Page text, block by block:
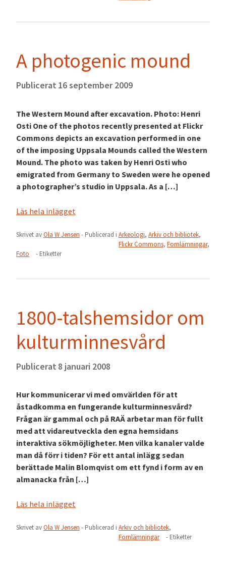
A photogenic mound
Publicerat 16 september 2009
The Western Mound after excavation. Photo: Henri
Osti One of the photos recently presented at Flickr
Commons depicts an excavation performed in one
of the imposing Uppsala Mounds called the Western
Mound. The photo was taken by Henri Osti who
emigrated from Germany to Sweden were he opened
a photographer’s studio in Uppsala. As a […]
Läs hela inlägget
Skrivet avOla W Jensen - Publicerad i Arkeologi, Arkiv och bibliotek,
Flickr Commons, Fornlämningar,
Foto
- Etiketter
1800-talshemsidor om
kulturminnesvård
Publicerat 8 januari 2008
Hur kommunicerar vi med omvärlden för att
åstadkomma en fungerande kulturminnesvård?
Frågan är gammal och på RAÄ arbetar man för fullt
med att vidareutveckla den egna hemsidans
interaktiva sökmöjligheter. Men vilka kanaler valde
man då förr i tiden? För ett antal inlägg sedan
berättade Malin Blomqvist om ett fynd i form av en
almanacka från […]
Läs hela inlägget
Skrivet avOla W Jensen - Publicerad i Arkiv och bibliotek,
Fornlämningar
- Etiketter